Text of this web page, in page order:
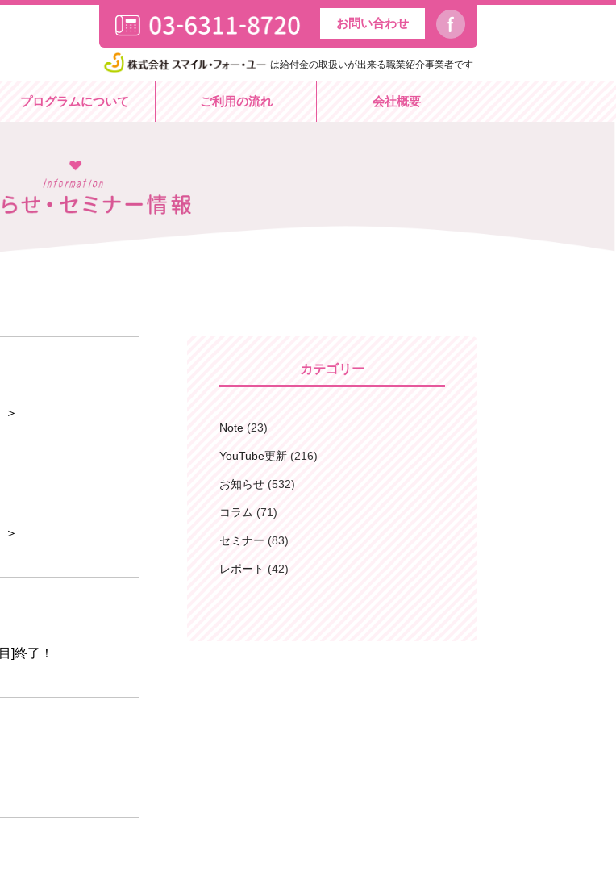
お問い合わせ
は給付金の取扱いが出来る職業紹介事業者です
プログラムについて ご利用の流れ 会社概要
]終了！
カテゴリー
Note (23)
YouTube更新 (216)
お知らせ (532)
コラム (71)
セミナー (83)
レポート (42)